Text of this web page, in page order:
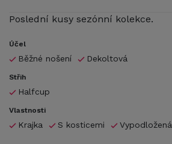
Poslední kusy sezónní kolekce.
Účel
Běžné nošení Dekoltová
Střih
Halfcup
Vlastnosti
Krajka S kosticemi Vypodložená